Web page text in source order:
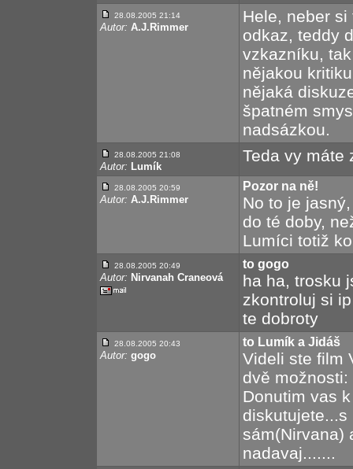
28.08.2005 21:14
Autor: A.J.Rimmer
Hele, neber
odkaz, teddy
vzkazníku,
nějakou
nějaká
špatném
nadsázkou.
28.08.2005 21:08
Autor: Lumík
Teda vy máte
28.08.2005 20:59
Autor: A.J.Rimmer
Pozor na ně!
No to je
do té doby,
Lumíci totiž
28.08.2005 20:49
Autor: Nirvanah Craneová
to gogo
ha ha, trosku
zkontroluj si
te dobroty
28.08.2005 20:43
Autor: gogo
to Lumík a Jidáš
Videli ste film
dvě
Donutim vas
sám(Nirvana)
nadavaj.......